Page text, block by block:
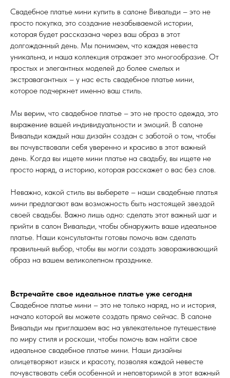
Свадебное платье мини купить в салоне Вивальди – это не
просто покупка, это создание незабываемой истории,
которая будет рассказана через ваш образ в этот
долгожданный день. Мы понимаем, что каждая невеста
уникальна, и наша коллекция отражает это многообразие. От
простых и элегантных моделей до более смелых и
экстравагантных – у нас есть свадебное платье мини,
которое подчеркнет именно ваш стиль.
Мы верим, что свадебное платье – это не просто одежда, это
выражение вашей индивидуальности и эмоций. В салоне
Вивальди каждый наш дизайн создан с заботой о том, чтобы
вы почувствовали себя уверенно и красиво в этот важный
день. Когда вы ищете мини платье на свадьбу, вы ищете не
просто наряд, а историю, которая расскажет о вас без слов.
Неважно, какой стиль вы выберете – наши свадебные платья
мини предлагают вам возможность быть настоящей звездой
своей свадьбы. Важно лишь одно: сделать этот важный шаг и
прийти в салон Вивальди, чтобы обнаружить ваше идеальное
платье. Наши консультанты готовы помочь вам сделать
правильный выбор, чтобы вы могли создать завораживающий
образ на вашем великолепном празднике.
Встречайте свое идеальное платье уже сегодня
Свадебное платье мини – это не только наряд, но и история,
начало которой вы можете создать прямо сейчас. В салоне
Вивальди мы приглашаем вас на увлекательное путешествие
по миру стиля и роскоши, чтобы помочь вам найти свое
идеальное свадебное платье мини. Наши дизайны
олицетворяют изыск и красоту, позволяя каждой невесте
почувствовать себя особенной и неповторимой в этот важный